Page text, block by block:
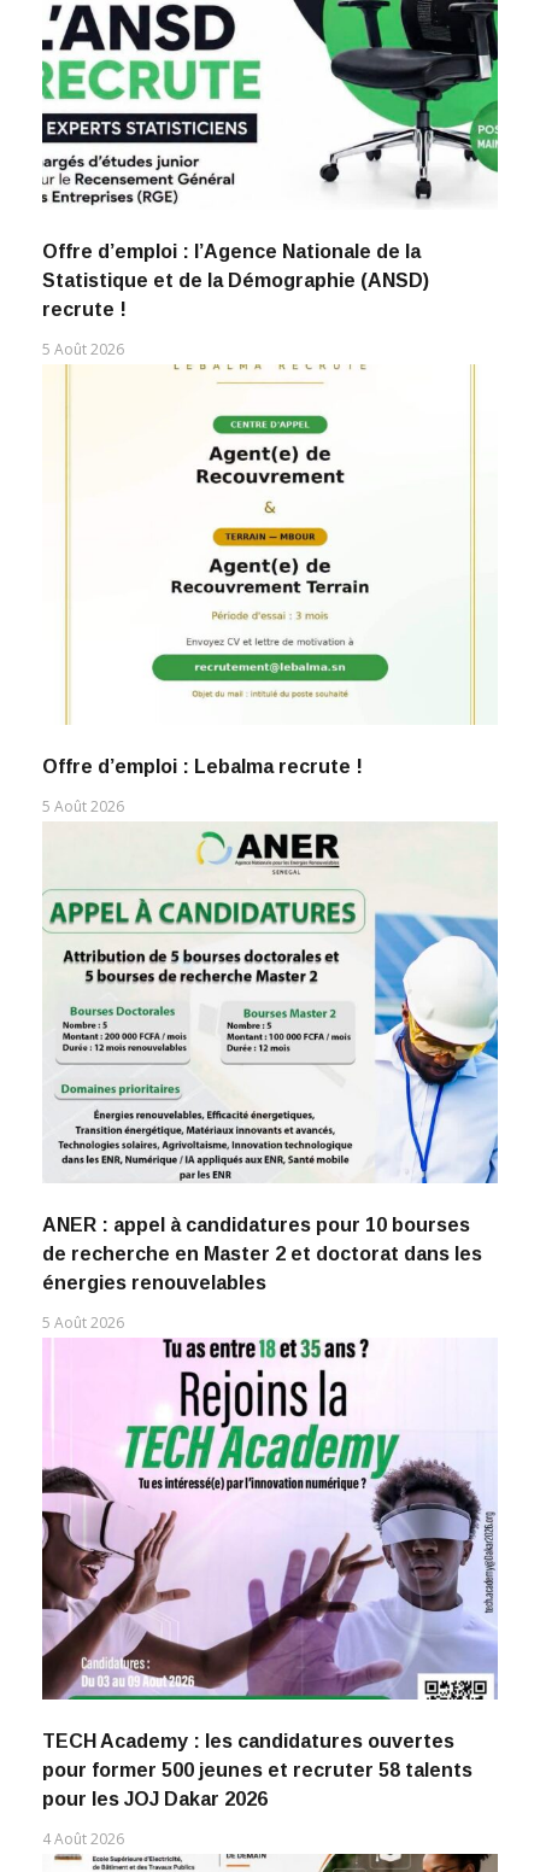
Offre d’emploi : l’Agence Nationale de la
Statistique et de la Démographie (ANSD)
recrute !
5 Août 2026
Offre d’emploi : Lebalma recrute !
5 Août 2026
ANER : appel à candidatures pour 10 bourses
de recherche en Master 2 et doctorat dans les
énergies renouvelables
5 Août 2026
TECH Academy : les candidatures ouvertes
pour former 500 jeunes et recruter 58 talents
pour les JOJ Dakar 2026
4 Août 2026